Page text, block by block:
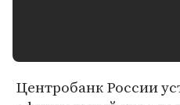
Центробанк России